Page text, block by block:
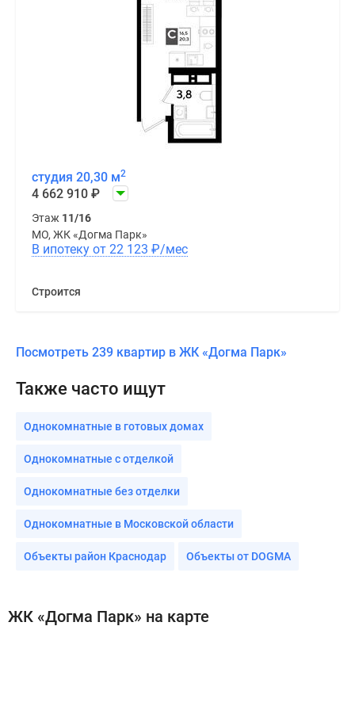
студия 20,30 м2
4 662 910 ₽
Этаж 11/16
МО, ЖК «Догма Парк»
В ипотеку от 22 123 ₽/мес
Строится
Посмотреть 239 квартир в ЖК «Догма Парк»
Также часто ищут
Однокомнатные в готовых домах
Однокомнатные с отделкой
Однокомнатные без отделки
Однокомнатные в Московской области
Объекты район Краснодар Объекты от DOGMA
ЖК «Догма Парк» на карте